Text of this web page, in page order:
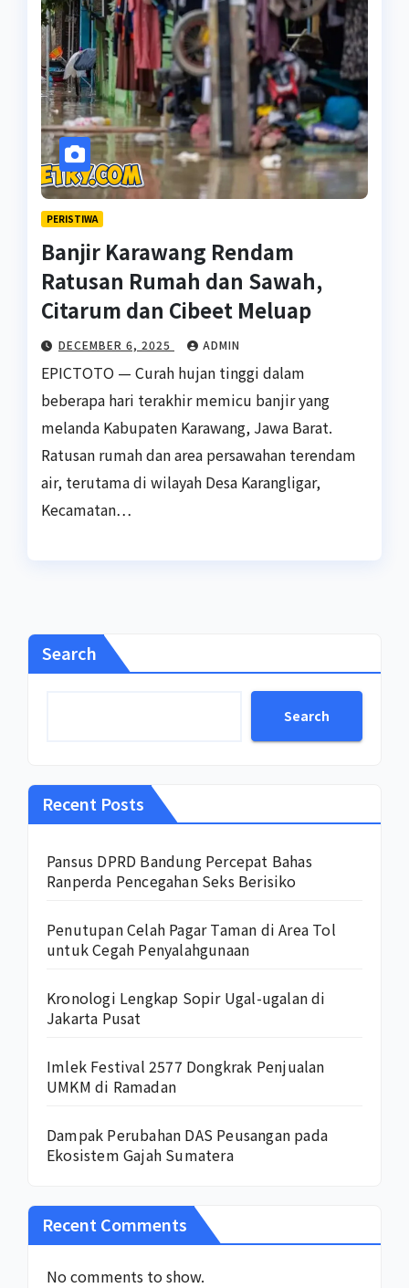
PERISTIWA
Banjir Karawang Rendam
Ratusan Rumah dan Sawah,
Citarum dan Cibeet Meluap
DECEMBER 6, 2025 ADMIN
EPICTOTO — Curah hujan tinggi dalam
beberapa hari terakhir memicu banjir yang
melanda Kabupaten Karawang, Jawa Barat.
Ratusan rumah dan area persawahan terendam
air, terutama di wilayah Desa Karangligar,
Kecamatan…
Search
Search
Recent Posts
Pansus DPRD Bandung Percepat Bahas
Ranperda Pencegahan Seks Berisiko
Penutupan Celah Pagar Taman di Area Tol
untuk Cegah Penyalahgunaan
Kronologi Lengkap Sopir Ugal-ugalan di
Jakarta Pusat
Imlek Festival 2577 Dongkrak Penjualan
UMKM di Ramadan
Dampak Perubahan DAS Peusangan pada
Ekosistem Gajah Sumatera
Recent Comments
No comments to show.